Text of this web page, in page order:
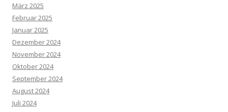
März 2025
Februar 2025
Januar 2025
Dezember 2024
November 2024
Oktober 2024
September 2024
August 2024
Juli 2024